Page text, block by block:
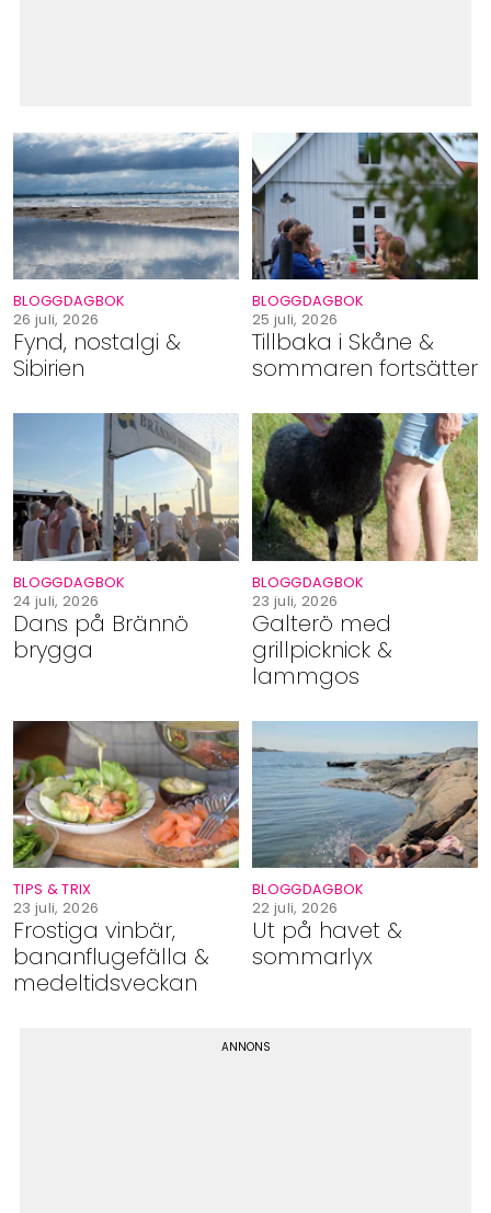
Fynd, nostalgi &
Sibirien
BLOGGDAGBOK
26 juli, 2026
Tillbaka i Skåne &
sommaren fortsätter
BLOGGDAGBOK
25 juli, 2026
Dans på Brännö
brygga
BLOGGDAGBOK
24 juli, 2026
Galterö med
grillpicknick &
lammgos
BLOGGDAGBOK
23 juli, 2026
Frostiga vinbär,
bananflugefälla &
medeltidsveckan
TIPS & TRIX
23 juli, 2026
Ut på havet &
sommarlyx
BLOGGDAGBOK
22 juli, 2026